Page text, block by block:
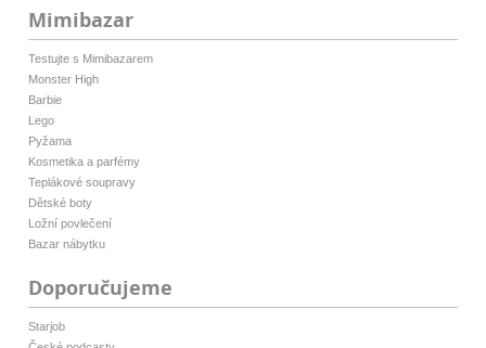
Mimibazar
Testujte s Mimibazarem
Monster High
Barbie
Lego
Pyžama
Kosmetika a parfémy
Teplákové soupravy
Dětské boty
Ložní povlečení
Bazar nábytku
Doporučujeme
Starjob